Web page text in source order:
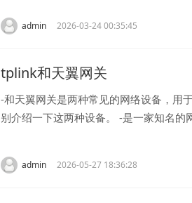
admin 2026-03-24 00:35:45
tplink和天翼网关
-和天翼网关是两种常见的网络设备，用
别介绍一下这两种设备。 -是一家知名的
admin 2026-05-27 18:36:28